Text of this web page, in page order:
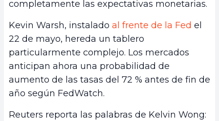
completamente las expectativas monetarias.
Kevin Warsh, instalado al frente de la Fed el
22 de mayo, hereda un tablero
particularmente complejo. Los mercados
anticipan ahora una probabilidad de
aumento de las tasas del 72 % antes de fin de
año según FedWatch.
Reuters reporta las palabras de Kelvin Wong: